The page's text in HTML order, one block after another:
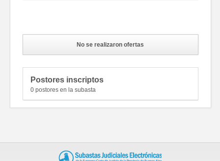
No se realizaron ofertas
Postores inscriptos
0 postores en la subasta